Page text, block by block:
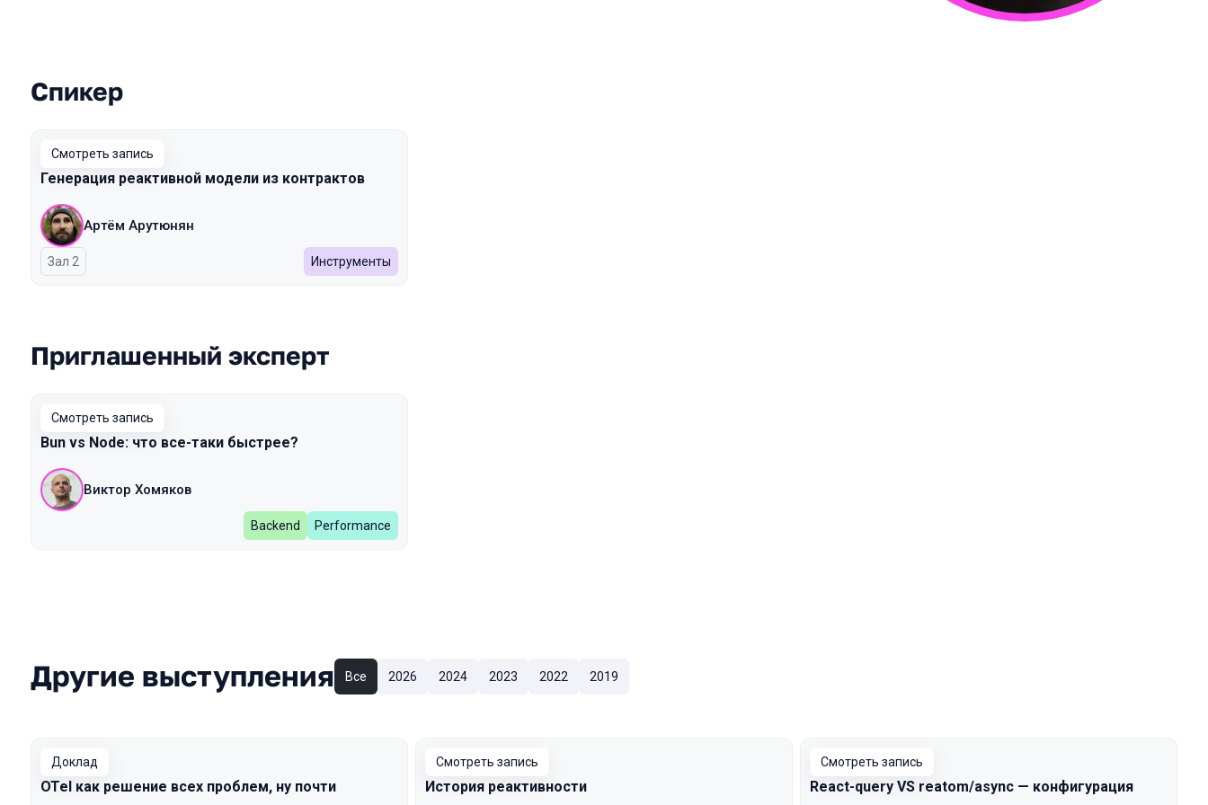
Выступления в сезоне 2024 Spring
Спикер
Смотреть запись
Генерация реактивной модели из контрактов
Артём Арутюнян
Зал 2 Инструменты
Приглашенный эксперт
Смотреть запись
Bun vs Node: что все-таки быстрее?
Виктор Хомяков
Backend Performance
Другие выступления Все 2026 2024 2023 2022 2019
Доклад
OTel как решение всех проблем, ну почти
Смотреть запись
История реактивности
Смотреть запись
React-query VS reatom/async — конфигурация